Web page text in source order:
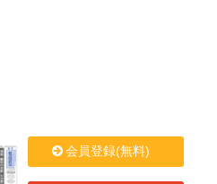
会員登録(無料)